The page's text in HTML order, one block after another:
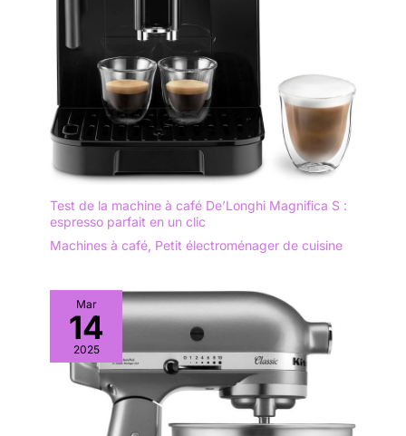
Test de la machine à café De’Longhi Magnifica S :
espresso parfait en un clic
Machines à café Petit électroménager de cuisine
Mar
14
2025